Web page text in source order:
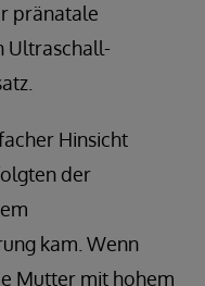
pränatale
Ultraschall-
Hinsicht
der
kam. Wenn
Mutter mit hohem